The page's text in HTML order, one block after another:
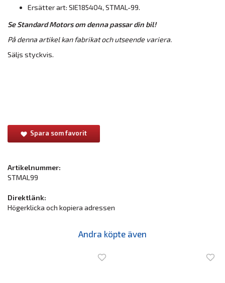
Ersätter art: SIE185404, STMAL-99.
Se Standard Motors om denna passar din bil!
På denna artikel kan fabrikat och utseende variera.
Säljs styckvis.
Spara som favorit
Artikelnummer:
STMAL99
Direktlänk:
Högerklicka och kopiera adressen
Andra köpte även